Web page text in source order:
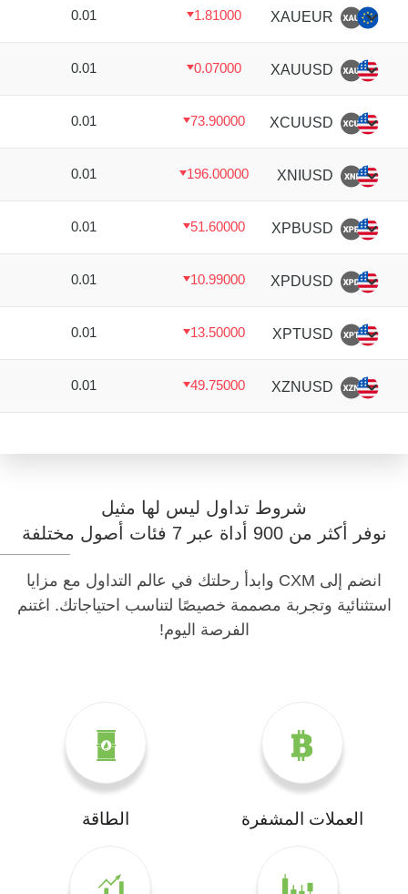
XAUEUR
1.81000
0.01
XAUUSD
0.07000
0.01
XCUUSD
73.90000
0.01
XNIUSD
196.00000
0.01
XPBUSD
51.60000
0.01
XPDUSD
10.99000
0.01
XPTUSD
13.50000
0.01
XZNUSD
49.75000
0.01
شروط تداول ليس لها مثيل
نوفر أكثر من 900 أداة عبر 7 فئات أصول مختلفة
انضم إلى CXM وابدأ رحلتك في عالم التداول مع مزايا
استثنائية وتجربة مصممة خصيصًا لتناسب احتياجاتك. اغتنم
الفرصة اليوم!
العملات المشفرة الطاقة